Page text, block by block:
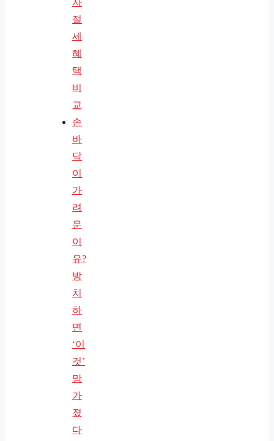
자
절
세
혜
택
비
교
손
바
닥
이
가
려
운
이
유?
방
치
하
면
‘이
것’
망
가
졌
다